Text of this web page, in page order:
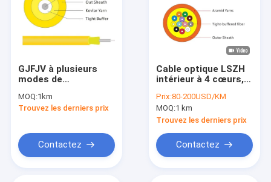
GJFJV à plusieurs
modes de
câble de fibre
optique d'intérieur de
MOQ:1km
Trouvez les derniers prix
Contactez
Cable optique LSZH
intérieur à 4 cœurs, 6
cœurs, 24 cœurs, 48
cœurs, mode unique
Prix:80-200USD/KM
MOQ:1 km
Trouvez les derniers prix
Contactez